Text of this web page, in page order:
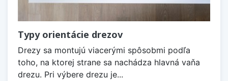
Typy orientácie drezov
Drezy sa montujú viacerými spôsobmi podľa
toho, na ktorej strane sa nachádza hlavná vaňa
drezu. Pri výbere drezu je...